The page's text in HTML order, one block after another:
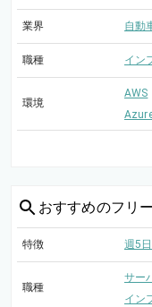
業界 自動
職種 イン
環境
AWS
おすすめのフリ
特徴 週5日
職種
サー
イン